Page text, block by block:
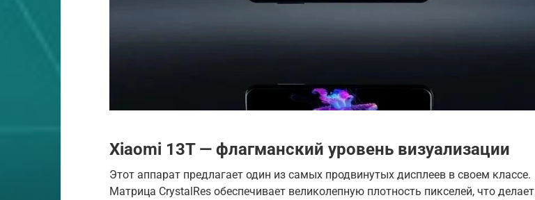
Xiaomi 13T — флагманский уровень визуализации
Этот аппарат предлагает один из самых продвинутых дисплеев в своем классе.
Матрица CrystalRes обеспечивает великолепную плотность пикселей, что делает